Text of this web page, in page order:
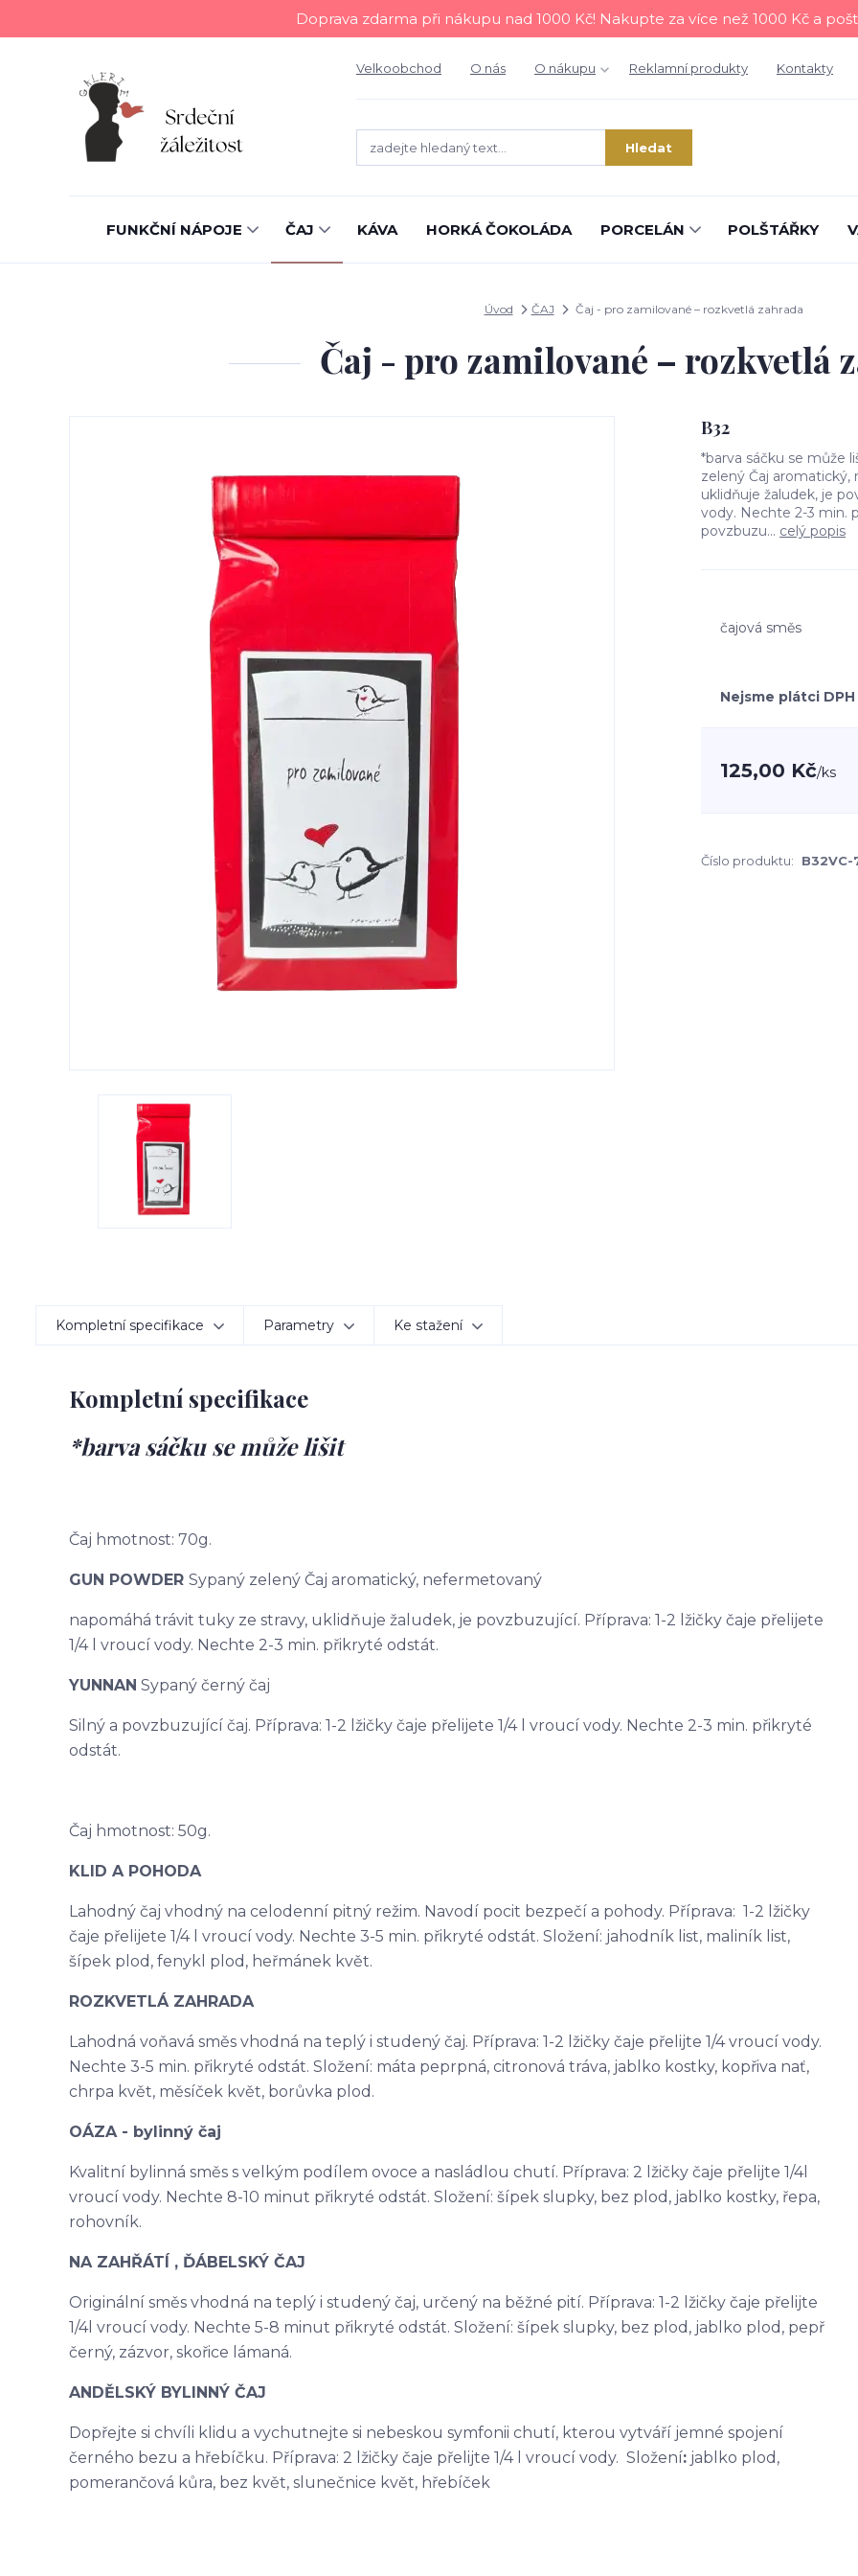
Doprava zdarma při nákupu nad 1000 Kč! Nakupte za více než 1000 Kč a
Velkoobchod O nás O nákupu Reklamní produkty Kontakty
Hledat
FUNKČNÍ NÁPOJE ČAJ KÁVA HORKÁ ČOKOLÁDA PORCELÁN POLŠTÁŘKY
Úvod ČAJ Čaj - pro zamilované – rozkvetlá zahrada
Čaj - pro zamilované – rozkvetlá
B32
*barva sáčku se může
zelený Čaj
uklidňuje žaludek, je
vody. Nechte 2-3 min.
povzbuzu... celý popis
čajová směs
Nejsme plátci DPH
125,00 Kč/ks
Číslo produktu: B32VC-
Kompletní specifikace Parametry Ke stažení
Kompletní specifikace
*barva sáčku se může lišit
Čaj hmotnost: 70g.
GUN POWDER Sypaný zelený Čaj aromatický, nefermetovaný
napomáhá trávit tuky ze stravy, uklidňuje žaludek, je povzbuzující. Příprava: 1-2 lžičky čaje přelijete
1/4 l vroucí vody. Nechte 2-3 min. přikryté odstát.
YUNNAN Sypaný černý čaj
Silný a povzbuzující čaj. Příprava: 1-2 lžičky čaje přelijete 1/4 l vroucí vody. Nechte 2-3 min. přikryté
odstát.
Čaj hmotnost: 50g.
KLID A POHODA
Lahodný čaj vhodný na celodenní pitný režim. Navodí pocit bezpečí a pohody. Příprava: 1-2 lžičky
čaje přelijete 1/4 l vroucí vody. Nechte 3-5 min. přikryté odstát. Složení: jahodník list, maliník list,
šípek plod, fenykl plod, heřmánek květ.
ROZKVETLÁ ZAHRADA
Lahodná voňavá směs vhodná na teplý i studený čaj. Příprava: 1-2 lžičky čaje přelijte 1/4 vroucí vody.
Nechte 3-5 min. přikryté odstát. Složení: máta peprpná, citronová tráva, jablko kostky, kopřiva nať,
chrpa květ, měsíček květ, borůvka plod.
OÁZA - bylinný čaj
Kvalitní bylinná směs s velkým podílem ovoce a nasládlou chutí. Příprava: 2 lžičky čaje přelijte 1/4l
vroucí vody. Nechte 8-10 minut přikryté odstát. Složení: šípek slupky, bez plod, jablko kostky, řepa,
rohovník.
NA ZAHŘÁTÍ , ĎÁBELSKÝ ČAJ
Originální směs vhodná na teplý i studený čaj, určený na běžné pití. Příprava: 1-2 lžičky čaje přelijte
1/4l vroucí vody. Nechte 5-8 minut přikryté odstát. Složení: šípek slupky, bez plod, jablko plod, pepř
černý, zázvor, skořice lámaná.
ANDĚLSKÝ BYLINNÝ ČAJ
Dopřejte si chvíli klidu a vychutnejte si nebeskou symfonii chutí, kterou vytváří jemné spojení
černého bezu a hřebíčku. Příprava: 2 lžičky čaje přelijte 1/4 l vroucí vody. Složení: jablko plod,
pomerančová kůra, bez květ, slunečnice květ, hřebíček